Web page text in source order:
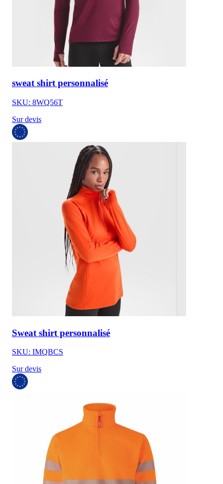
sweat shirt personnalisé
SKU: 8WQ56T
Sur devis
Sweat shirt personnalisé
SKU: IMQBCS
Sur devis